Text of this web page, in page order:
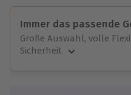
Immer das passende
Große Auswahl, volle
Sicherheit